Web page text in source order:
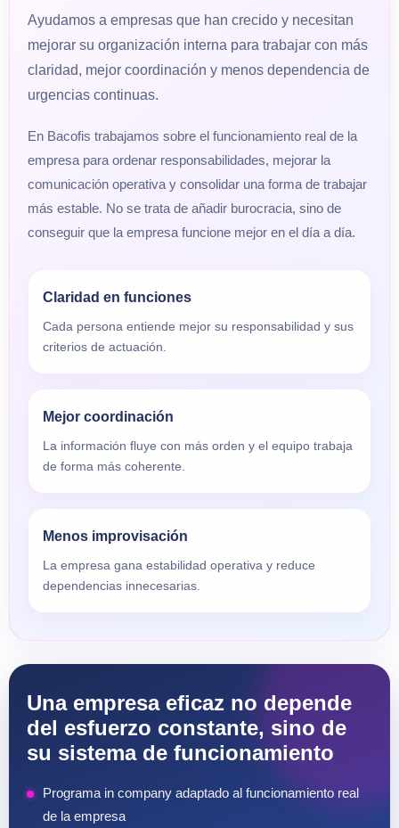
Ayudamos a empresas que han crecido y necesitan
mejorar su organización interna para trabajar con más
claridad, mejor coordinación y menos dependencia de
urgencias continuas.
En Bacofis trabajamos sobre el funcionamiento real de la
empresa para ordenar responsabilidades, mejorar la
comunicación operativa y consolidar una forma de trabajar
más estable. No se trata de añadir burocracia, sino de
conseguir que la empresa funcione mejor en el día a día.
Claridad en funciones
Cada persona entiende mejor su responsabilidad y sus
criterios de actuación.
Mejor coordinación
La información fluye con más orden y el equipo trabaja
de forma más coherente.
Menos improvisación
La empresa gana estabilidad operativa y reduce
dependencias innecesarias.
Una empresa eficaz no depende
del esfuerzo constante, sino de
su sistema de funcionamiento
Programa in company adaptado al funcionamiento real
de la empresa